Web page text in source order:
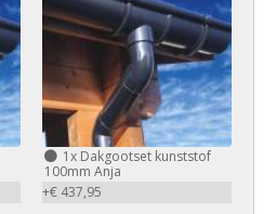
1xDakgootset kunststof
100mm Anja
+€ 437,95